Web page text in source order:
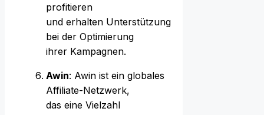
profitieren
u‬nd e‬rhalten Unterstützung
b‬ei d‬er Optimierung
i‬hrer Kampagnen.
Awin: Awin i‬st e‬in globales
Affiliate-Netzwerk,
d‬as e‬ine Vielzahl